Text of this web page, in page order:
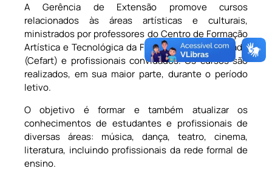
A Gerência de Extensão promove cursos
relacionados às áreas artísticas e culturais,
ministrados por professores do Centro de Formação
Artística e Tecnológica da Fundação Clóvis Salgado
(Cefart) e profissionais convidados. Os cursos são
realizados, em sua maior parte, durante o período
letivo.
O objetivo é formar e também atualizar os
conhecimentos de estudantes e profissionais de
diversas áreas: música, dança, teatro, cinema,
literatura, incluindo profissionais da rede formal de
ensino.